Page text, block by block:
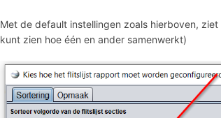
Met de default instellingen zoals hierboven,
kunt zien hoe één en ander samenwerkt)